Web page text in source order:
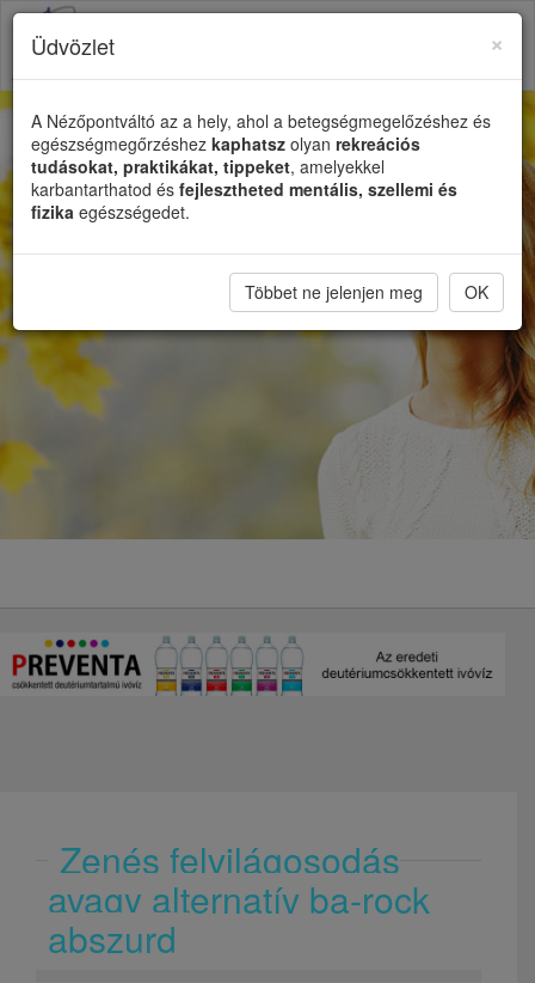
Zenés felvilágosodás
avagy alternatív ba-rock
abszurd
×
Üdvözlet
A Nézőpontváltó az a hely, ahol a betegségmegelőzéshez és
egészségmegőrzéshez kaphatsz olyan rekreációs
tudásokat, praktikákat, tippeket, amelyekkel
karbantarthatod és fejlesztheted mentális, szellemi és
fizika egészségedet.
Többet ne jelenjen meg OK